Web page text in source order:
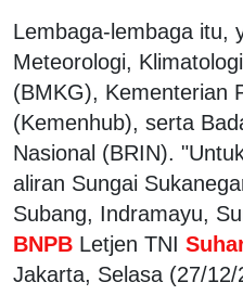
Lembaga-lembaga itu,
Meteorologi,
(BMKG), Kementerian
(Kemenhub), serta
Nasional (BRIN).
aliran Sungai
Subang, Indramayu,
BNPB Letjen TNI
Jakarta, Selasa (27/12/